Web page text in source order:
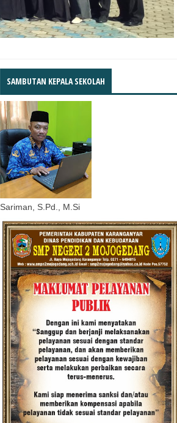
SAMBUTAN KEPALA SEKOLAH
Sariman, S.Pd., M.Si